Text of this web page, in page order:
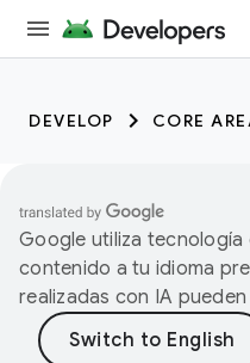
DEVELOP CORE
Google utiliza
contenido a tu idioma
realizadas con IA